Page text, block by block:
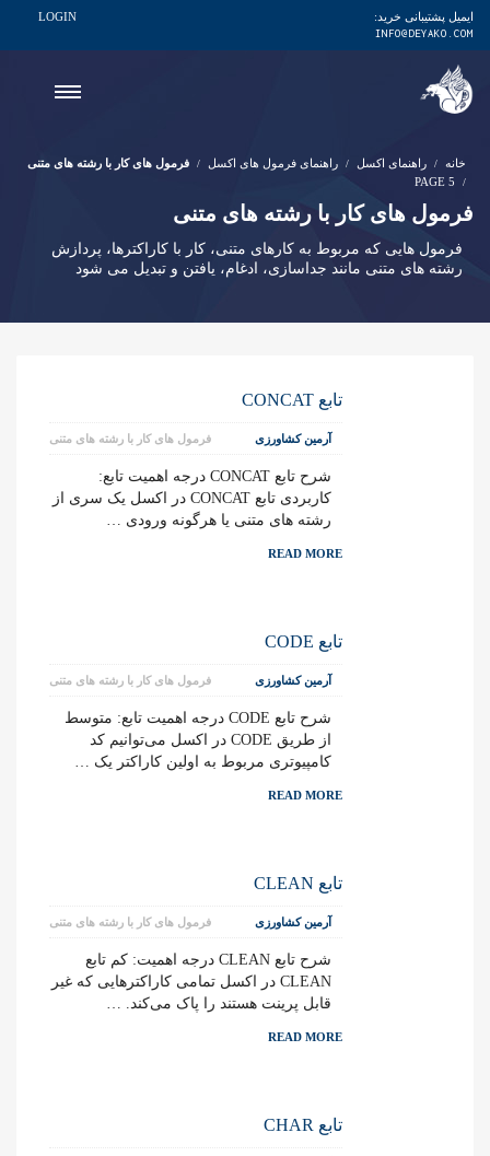
ایمیل پشتیبانی خرید:
INFO@DEYAKO.COM
LOGIN
خانه راهنمای اکسل راهنمای فرمول های اکسل
فرمول های کار با رشته های متنی
PAGE 5
فرمول های کار با رشته های متنی
فرمول هایی که مربوط به کارهای متنی، کار با کاراکترها، پردازش
رشته های متنی مانند جداسازی، ادغام، یافتن و تبدیل می شود
تابع CONCAT
فرمول های کار با رشته های متنی آرمین کشاورزی
شرح تابع CONCAT درجه اهمیت تابع:
کاربردی تابع CONCAT در اکسل یک سری از
رشته های متنی یا هرگونه ورودی …
READ MORE
تابع CODE
فرمول های کار با رشته های متنی آرمین کشاورزی
شرح تابع CODE درجه اهمیت تابع: متوسط
از طریق CODE در اکسل می‌توانیم کد
کامپیوتری مربوط به اولین کاراکتر یک …
READ MORE
تابع CLEAN
فرمول های کار با رشته های متنی آرمین کشاورزی
شرح تابع CLEAN درجه اهمیت: کم تابع
CLEAN در اکسل تمامی کاراکترهایی که غیر
قابل پرینت هستند را پاک می‌کند. …
READ MORE
تابع CHAR